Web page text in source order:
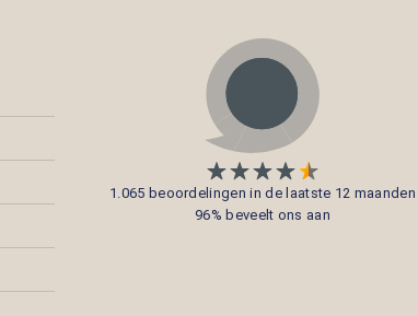
1.065 beoordelingen in de laatste 12 maanden
96% beveelt ons aan